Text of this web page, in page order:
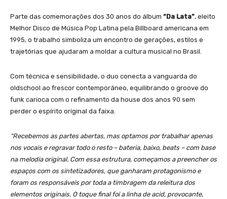
Parte das comemorações dos 30 anos do álbum “Da Lata”, eleito
Melhor Disco de Música Pop Latina pela Billboard americana em
1995, o trabalho simboliza um encontro de gerações, estilos e
trajetórias que ajudaram a moldar a cultura musical no Brasil.
Com técnica e sensibilidade, o duo conecta a vanguarda do
oldschool ao frescor contemporâneo, equilibrando o groove do
funk carioca com o refinamento da house dos anos 90 sem
perder o espírito original da faixa.
“Recebemos as partes abertas, mas optamos por trabalhar apenas
nos vocais e regravar todo o resto – bateria, baixo, beats – com base
na melodia original. Com essa estrutura, começamos a preencher os
espaços com os sintetizadores, que ganharam protagonismo e
foram os responsáveis por toda a timbragem da releitura dos
elementos originais. O toque final foi a linha de acid, provocante,